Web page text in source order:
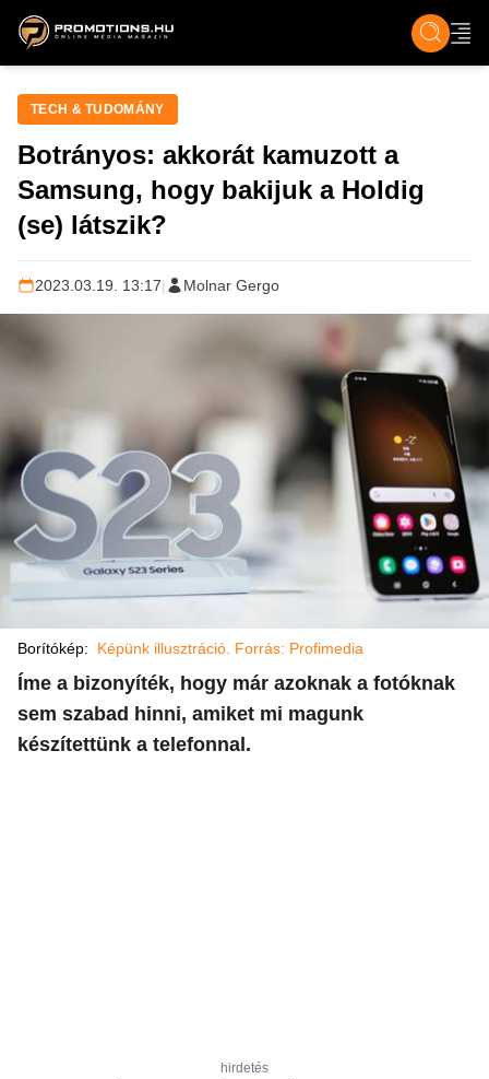
ZENE, FILM & KULT ÉLET TECH &
TECH & TUDOMÁNY
Botrányos: akkorát kamuzott a
Samsung, hogy bakijuk a Holdig
(se) látszik?
2023.03.19. 13:17| Molnar Gergo
Borítókép: Képünk illusztráció. Forrás: Profimedia
Íme a bizonyíték, hogy már azoknak a fotóknak
sem szabad hinni, amiket mi magunk
készítettünk a telefonnal.
hirdetés